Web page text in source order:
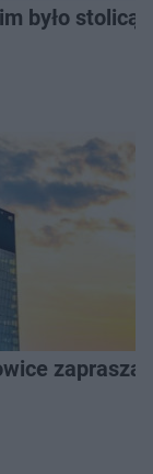
było